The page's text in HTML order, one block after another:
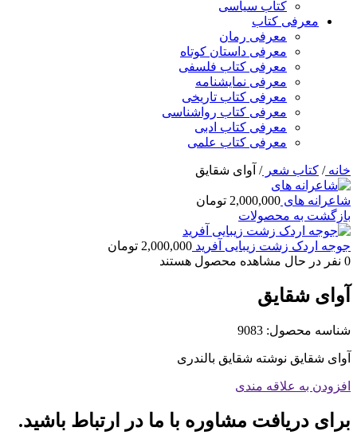
کتاب سیاسی
معرفی کتاب
معرفی رمان
معرفی داستان کوتاه
معرفی کتاب فلسفی
معرفی نمایشنامه
معرفی کتاب تاریخی
معرفی کتاب رواشناسی
معرفی کتاب ادبی
معرفی کتاب علمی
خانه/ کتاب شعر/ آوای شقایق
شاعرانه های 2,000,000 تومان
بازگشت به محصولات
جوجه اردک زشت زیبایی آفرید 2,000,000 تومان
0 نفر در حال مشاهده محصول هستند
آوای شقایق
شناسه محصول: 9083
آوای شقایق نوشته شقایق بالندری
افزودن به علاقه مندی
برای دریافت مشاوره با ما در ارتباط باشید.